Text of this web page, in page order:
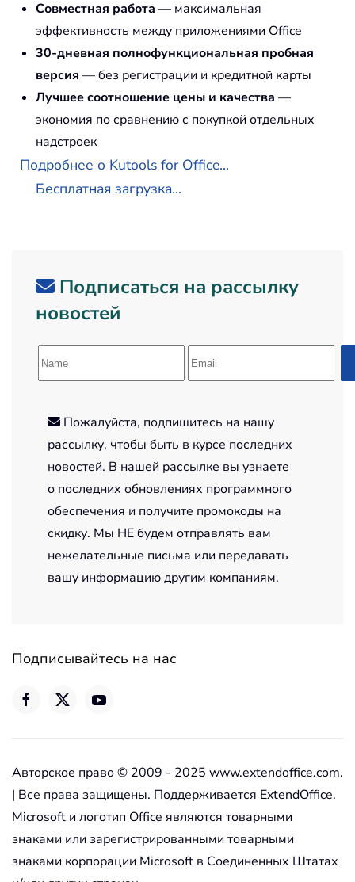
Совместная работа — максимальная
эффективность между приложениями Office
30-дневная полнофункциональная пробная
версия — без регистрации и кредитной карты
Лучшее соотношение цены и качества —
экономия по сравнению с покупкой отдельных
надстроек
Подробнее о Kutools for Office...
Бесплатная загрузка...
Подписаться на рассылку
новостей
Пожалуйста, подпишитесь на нашу
рассылку, чтобы быть в курсе последних
новостей. В нашей рассылке вы узнаете
о последних обновлениях программного
обеспечения и получите промокоды на
скидку. Мы НЕ будем отправлять вам
нежелательные письма или передавать
вашу информацию другим компаниям.
Подписывайтесь на нас
Авторское право © 2009 - 2025 www.extendoffice.com.
| Все права защищены. Поддерживается ExtendOffice.
Microsoft и логотип Office являются товарными
знаками или зарегистрированными товарными
знаками корпорации Microsoft в Соединенных Штатах